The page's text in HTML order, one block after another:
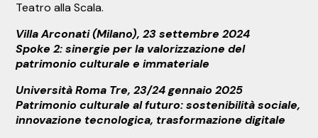
Teatro alla Scala.
Villa Arconati (Milano), 23 settembre 2024
Spoke 2: sinergie per la valorizzazione del
patrimonio culturale e immateriale
Università Roma Tre, 23/24 gennaio 2025
Patrimonio culturale al futuro: sostenibilità sociale,
innovazione tecnologica, trasformazione digitale